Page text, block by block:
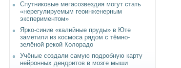
Спутниковые мегасозвездия могут стать
«нерегулируемым геоинженерным
экспериментом»
Ярко-синие «калийные пруды» в Юте
заметили из космоса рядом с тёмно-
зелёной рекой Колорадо
Учёные создали самую подробную карту
нейронных дендритов в мозге мыши